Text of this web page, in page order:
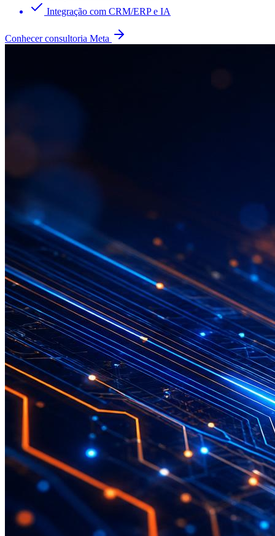
Integração com CRM/ERP e IA
Conhecer consultoria Meta